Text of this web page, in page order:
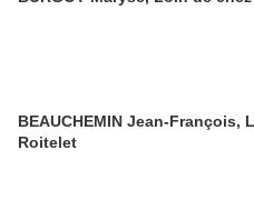
BEAUCHEMIN Jean-François,
Roitelet